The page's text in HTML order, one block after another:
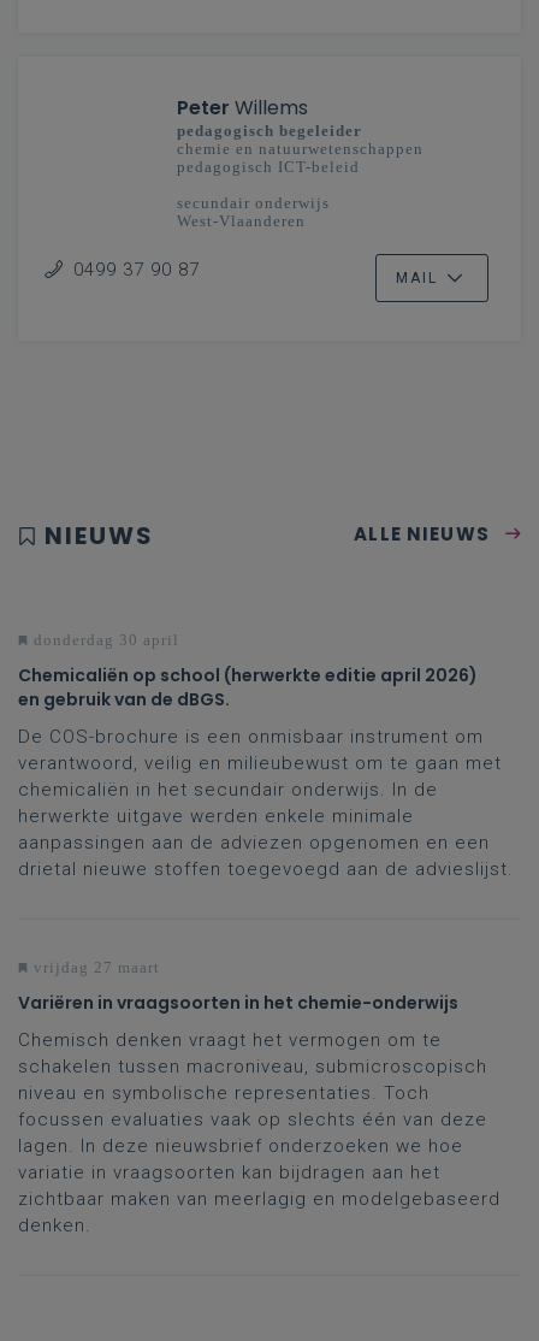
Peter Willems
pedagogisch begeleider
chemie en natuurwetenschappen
pedagogisch ICT-beleid
secundair onderwijs
West-Vlaanderen
0499 37 90 87 MAIL
NIEUWS ALLE NIEUWS
donderdag 30 april
Chemicaliën op school (herwerkte editie april 2026)
en gebruik van de dBGS.
De COS-brochure is een onmisbaar instrument om
verantwoord, veilig en milieubewust om te gaan met
chemicaliën in het secundair onderwijs. In de
herwerkte uitgave werden enkele minimale
aanpassingen aan de adviezen opgenomen en een
drietal nieuwe stoffen toegevoegd aan de advieslijst.
vrijdag 27 maart
Variëren in vraagsoorten in het chemie-onderwijs
Chemisch denken vraagt het vermogen om te
schakelen tussen macroniveau, submicroscopisch
niveau en symbolische representaties. Toch
focussen evaluaties vaak op slechts één van deze
lagen. In deze nieuwsbrief onderzoeken we hoe
variatie in vraagsoorten kan bijdragen aan het
zichtbaar maken van meerlagig en modelgebaseerd
denken.